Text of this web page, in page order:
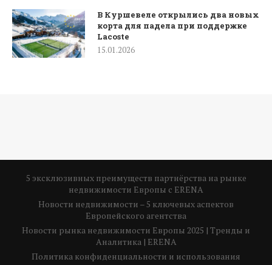
В Куршевеле открылись два новых
корта для падела при поддержке
Lacoste
15.01.2026
5 эксклюзивных преимуществ партнёрства на рынке
недвижимости Европы с ERENA
Новости недвижимости – 5 ключевых аспектов
Европейского агентства
Новости рынка недвижимости Европы 2025 | Тренды и
Аналитика | ERENA
Политика конфиденциальности и использования